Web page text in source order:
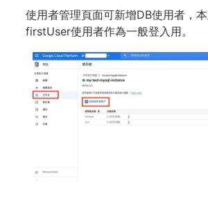
使⽤者管理⾴⾯可新增DB使⽤者，
firstUser使⽤者作為⼀般登入⽤。